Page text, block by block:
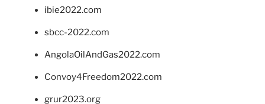
ibie2022.com
sbcc-2022.com
AngolaOilAndGas2022.com
Convoy4Freedom2022.com
grur2023.org